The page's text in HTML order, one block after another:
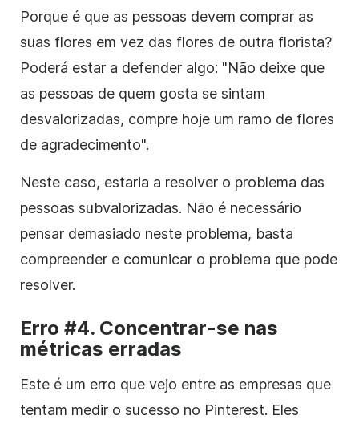
Porque é que as pessoas devem comprar as
suas flores em vez das flores de outra florista?
Poderá estar a defender algo: "Não deixe que
as pessoas de quem gosta se sintam
desvalorizadas, compre hoje um ramo de flores
de agradecimento".
Neste caso, estaria a resolver o problema das
pessoas subvalorizadas. Não é necessário
pensar demasiado neste problema, basta
compreender e comunicar o problema que pode
resolver.
Erro #4. Concentrar-se nas
métricas erradas
Este é um erro que vejo entre as empresas que
tentam medir o sucesso no Pinterest. Eles